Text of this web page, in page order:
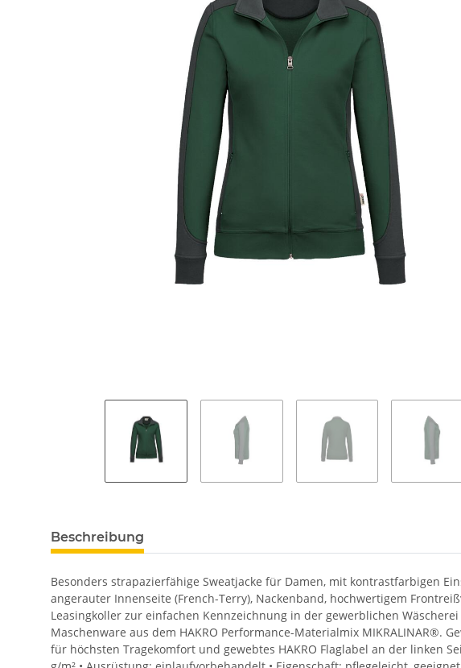
Beschreibung
Besonders strapazierfähige Sweatjacke für Damen, mit kontrastfarbigen
angerauter Innenseite (French-Terry), Nackenband, hochwertigem
Leasingkoller zur einfachen Kennzeichnung in der gewerblichen
Maschenware aus dem HAKRO Performance-Materialmix MIKRALINAR®.
für höchsten Tragekomfort und gewebtes HAKRO Flaglabel an der linken